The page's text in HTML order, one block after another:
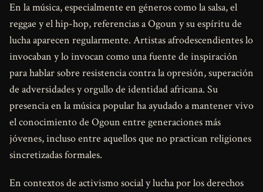
En la música, especialmente en géneros como la salsa, el
reggae y el hip-hop, referencias a Ogoun y su espíritu de
lucha aparecen regularmente. Artistas afrodescendientes lo
invocaban y lo invocan como una fuente de inspiración
para hablar sobre resistencia contra la opresión, superación
de adversidades y orgullo de identidad africana. Su
presencia en la música popular ha ayudado a mantener vivo
el conocimiento de Ogoun entre generaciones más
jóvenes, incluso entre aquellos que no practican religiones
sincretizadas formales.
En contextos de activismo social y lucha por los derechos